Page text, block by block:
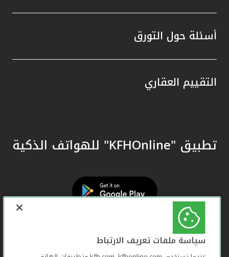
أسئلة حول التورق
التقييم العقاري
تطبيق "KFHOnline" للهواتف الذكية
سياسة ملفات تعريف الارتباط